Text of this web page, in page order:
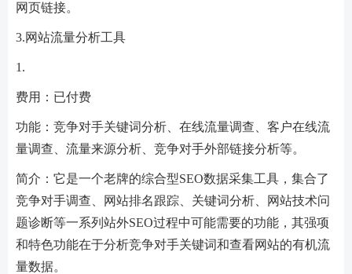
网页链接。
3.网站流量分析工具
1.
费用：已付费
功能：竞争对手关键词分析、在线流量调查、客户在线流
量调查、流量来源分析、竞争对手外部链接分析等。
简介：它是一个老牌的综合型SEO数据采集工具，集合了
竞争对手调查、网站排名跟踪、关键词分析、网站技术问
题诊断等一系列站外SEO过程中可能需要的功能，其强项
和特色功能在于分析竞争对手关键词和查看网站的有机流
量数据。